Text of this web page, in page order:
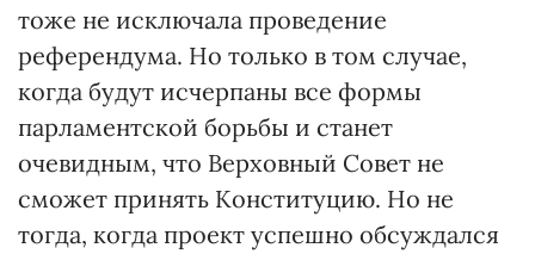
тоже не исключала проведение
референдума. Но только в том случае,
когда будут исчерпаны все формы
парламентской борьбы и станет
очевидным, что Верховный Совет не
сможет принять Конституцию. Но не
тогда, когда проект успешно обсуждался